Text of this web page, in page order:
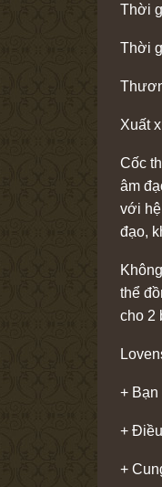
Thời
Thời
Xuất
Cốc
âm
với hệ
đạo,
thể
cho 2
+ Bạn
+
+